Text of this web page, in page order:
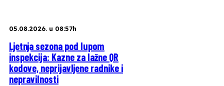
05.08.2026. u 08:57h
Ljetnja sezona pod lupom
inspekcija: Kazne za lažne QR
kodove, neprijavljene radnike i
nepravilnosti